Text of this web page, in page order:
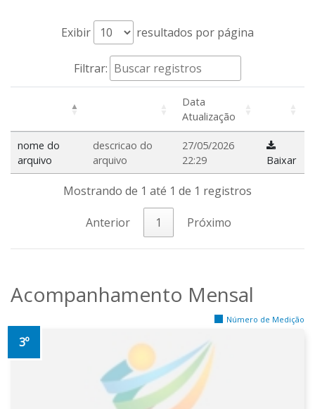
Exibir resultados por página
Filtrar:
Data
Atualização
nome do
arquivo
descricao do
arquivo
27/05/2026
22:29
Baixar
Mostrando de 1 até 1 de 1 registros
Anterior 1 Próximo
Acompanhamento Mensal
Número de Medição
3º